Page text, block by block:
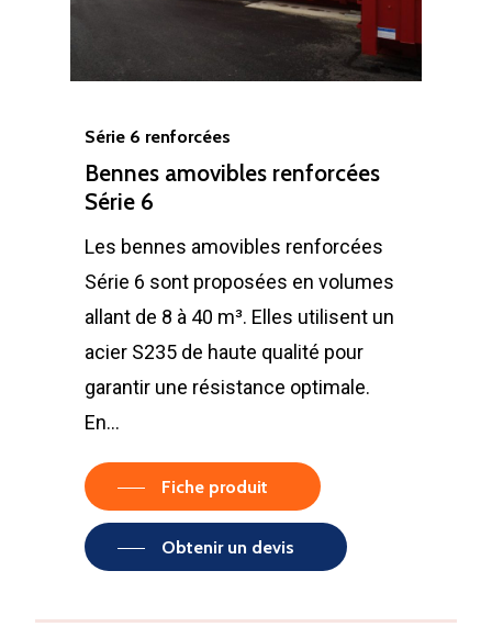
Série 6 renforcées
Bennes amovibles renforcées
Série 6
Les bennes amovibles renforcées
Série 6 sont proposées en volumes
allant de 8 à 40 m³. Elles utilisent un
acier S235 de haute qualité pour
garantir une résistance optimale.
En…
Fiche produit
Obtenir un devis